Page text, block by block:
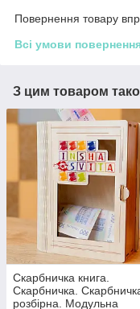
Повернення товару
Всі умови
З цим товаром
Скарбничка книга.
Скарбничка.
розбірна. Модульна